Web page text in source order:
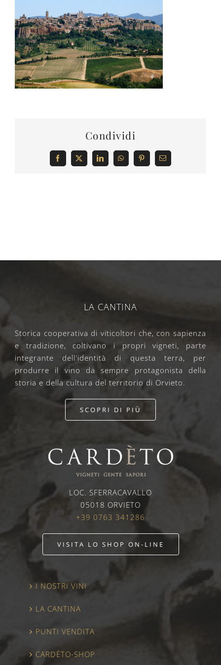
Condividi
Facebook
X LinkedInWhatsAppPinterestEmail
LA CANTINA
Storica cooperativa di viticoltori che, con sapienza
e tradizione, coltivano i propri vigneti, parte
integrante dell'identità di questa terra, per
produrre il vino da sempre protagonista della
storia e della cultura del territorio di Orvieto.
SCOPRI DI PIÙ
LOC. SFERRACAVALLO
05018 ORVIETO
+39 0763 341286
VISITA LO SHOP ON-LINE
I NOSTRI VINI
LA CANTINA
PUNTI VENDITA
CARDÈTO-SHOP